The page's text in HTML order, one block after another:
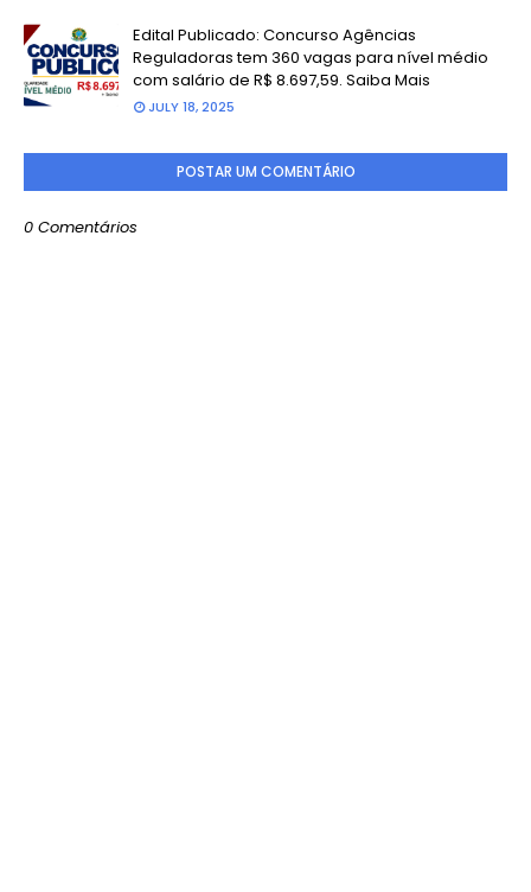
Edital Publicado: Concurso Agências
Reguladoras tem 360 vagas para nível médio
com salário de R$ 8.697,59. Saiba Mais
JULY 18, 2025
POSTAR UM COMENTÁRIO
0 Comentários